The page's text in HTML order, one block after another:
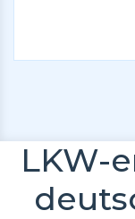
LKW-